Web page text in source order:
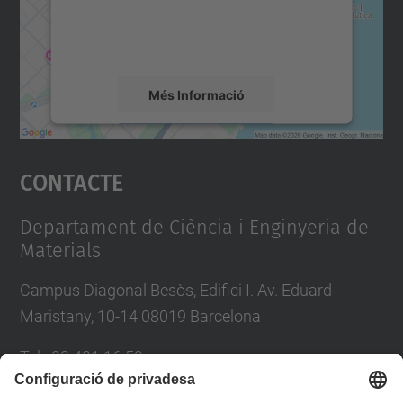
Més Informació
Accepta
powered by
Contacte
Departament de Ciència i Enginyeria de
Materials
Campus Diagonal Besòs, Edifici I. Av. Eduard
Maristany, 10-14 08019 Barcelona
Tel.:93 401 16 59